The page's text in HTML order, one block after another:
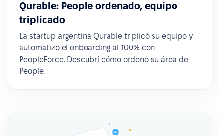
Qurable: People ordenado, equipo
triplicado
La startup argentina Qurable triplicó su equipo y
automatizó el onboarding al 100% con
PeopleForce. Descubrí cómo ordenó su área de
People.